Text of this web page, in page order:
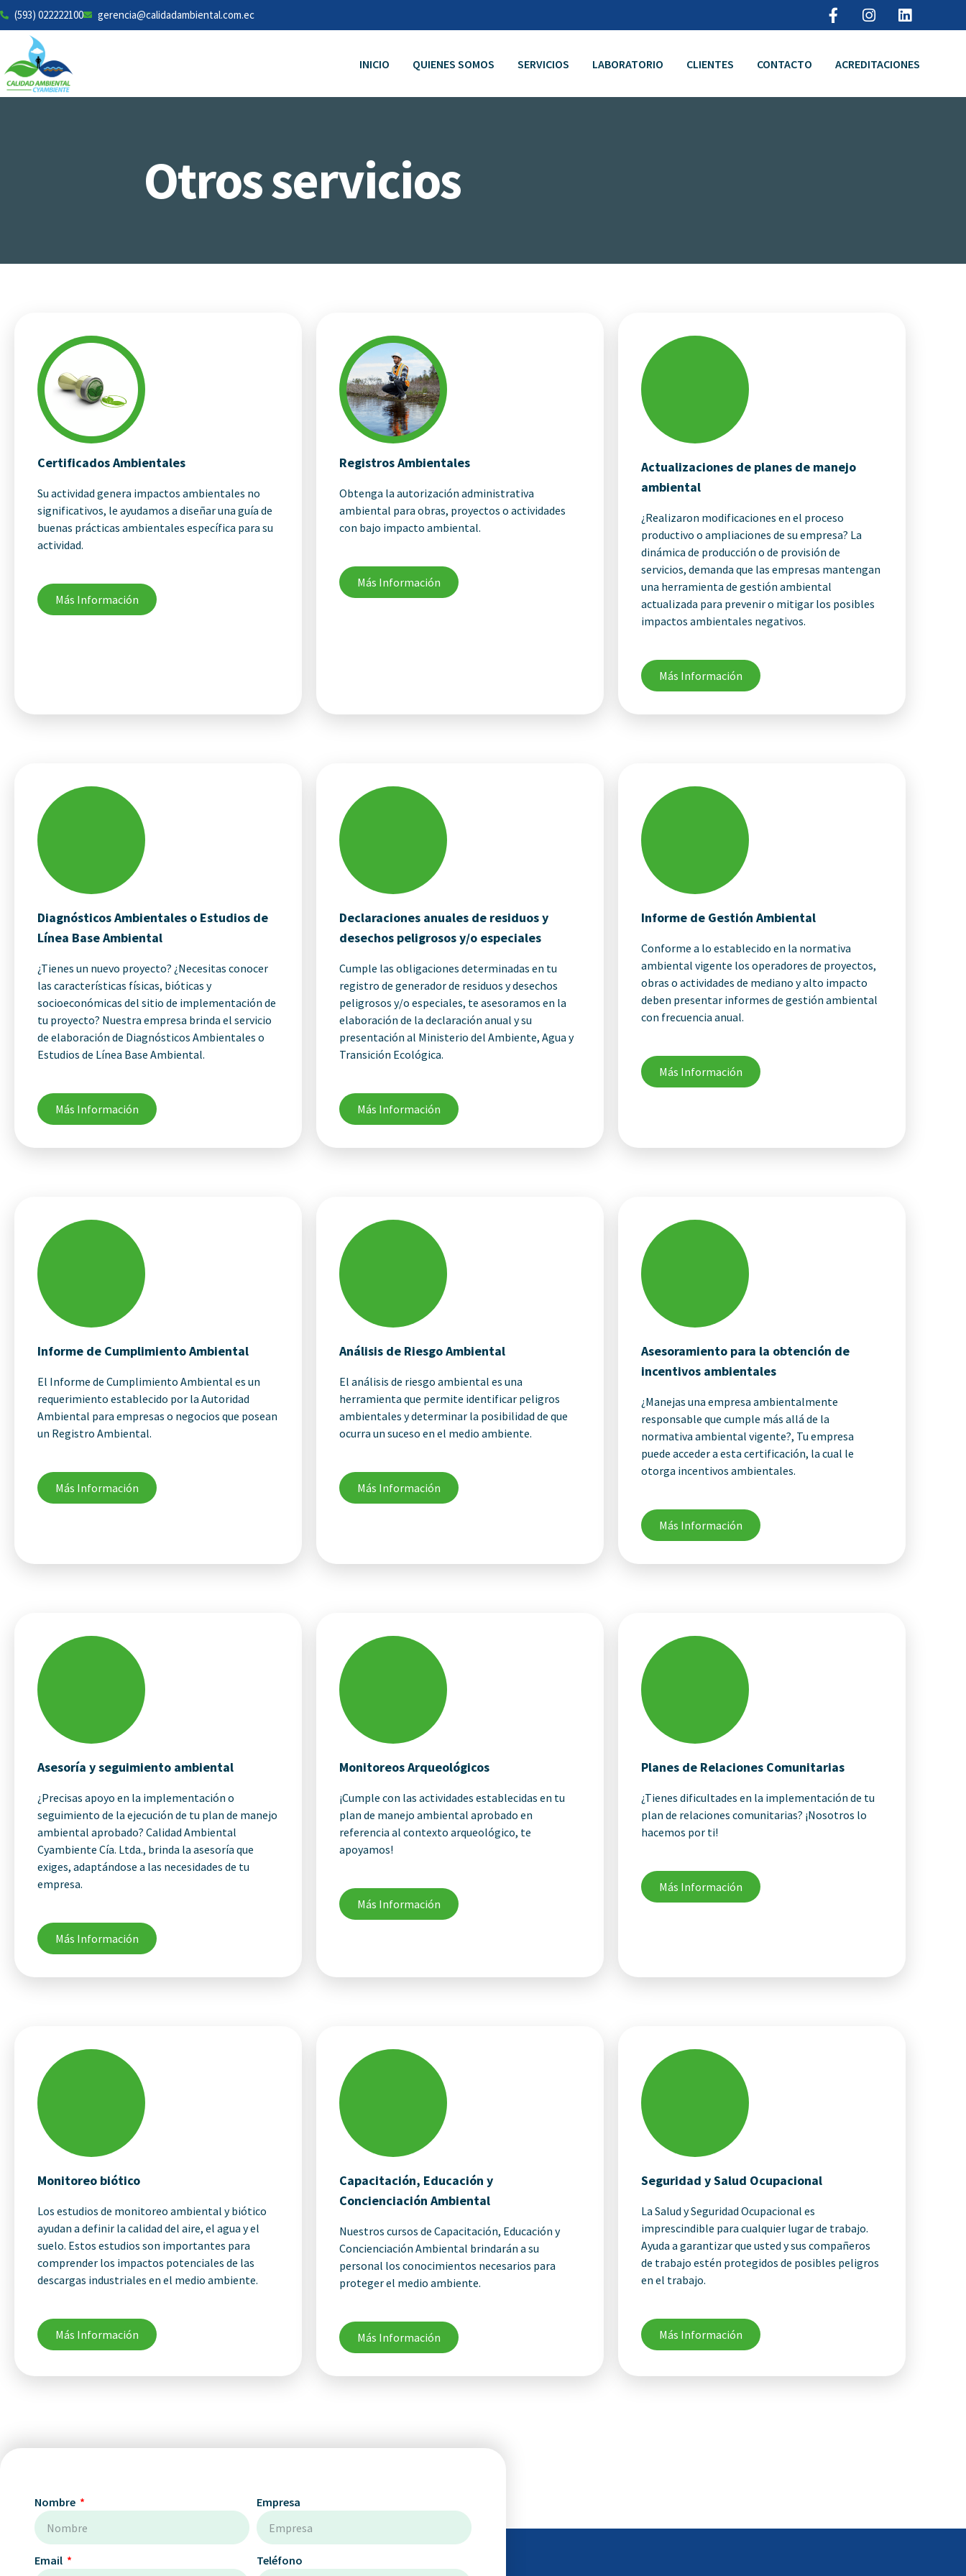
(593) 022222100 gerencia@calidadambiental.com.ec
INICIO QUIENES SOMOS SERVICIOS LABORATORIO CLIENTES CONTACTO ACREDITACIONES
Otros servicios
Certificados Ambientales
Su actividad genera impactos ambientales no
significativos, le ayudamos a diseñar una guía de
buenas prácticas ambientales específica para su
actividad.
Más Información
Registros Ambientales
Obtenga la autorización administrativa
ambiental para obras, proyectos o actividades
con bajo impacto ambiental.
Más Información
Actualizaciones de planes de manejo
ambiental
¿Realizaron modificaciones en el proceso
productivo o ampliaciones de su empresa? La
dinámica de producción o de provisión de
servicios, demanda que las empresas mantengan
una herramienta de gestión ambiental
actualizada para prevenir o mitigar los posibles
impactos ambientales negativos.
Más Información
Diagnósticos Ambientales o Estudios de
Línea Base Ambiental
¿Tienes un nuevo proyecto? ¿Necesitas conocer
las características físicas, bióticas y
socioeconómicas del sitio de implementación de
tu proyecto? Nuestra empresa brinda el servicio
de elaboración de Diagnósticos Ambientales o
Estudios de Línea Base Ambiental.
Más Información
Declaraciones anuales de residuos y
desechos peligrosos y/o especiales
Cumple las obligaciones determinadas en tu
registro de generador de residuos y desechos
peligrosos y/o especiales, te asesoramos en la
elaboración de la declaración anual y su
presentación al Ministerio del Ambiente, Agua y
Transición Ecológica.
Más Información
Informe de Gestión Ambiental
Conforme a lo establecido en la normativa
ambiental vigente los operadores de proyectos,
obras o actividades de mediano y alto impacto
deben presentar informes de gestión ambiental
con frecuencia anual.
Más Información
Informe de Cumplimiento Ambiental
El Informe de Cumplimiento Ambiental es un
requerimiento establecido por la Autoridad
Ambiental para empresas o negocios que posean
un Registro Ambiental.
Más Información
Análisis de Riesgo Ambiental
El análisis de riesgo ambiental es una
herramienta que permite identificar peligros
ambientales y determinar la posibilidad de que
ocurra un suceso en el medio ambiente.
Más Información
Asesoramiento para la obtención de
incentivos ambientales
¿Manejas una empresa ambientalmente
responsable que cumple más allá de la
normativa ambiental vigente?, Tu empresa
puede acceder a esta certificación, la cual le
otorga incentivos ambientales.
Más Información
Asesoría y seguimiento ambiental
¿Precisas apoyo en la implementación o
seguimiento de la ejecución de tu plan de manejo
ambiental aprobado? Calidad Ambiental
Cyambiente Cía. Ltda., brinda la asesoría que
exiges, adaptándose a las necesidades de tu
empresa.
Más Información
Monitoreos Arqueológicos
¡Cumple con las actividades establecidas en tu
plan de manejo ambiental aprobado en
referencia al contexto arqueológico, te
apoyamos!
Más Información
Planes de Relaciones Comunitarias
¿Tienes dificultades en la implementación de tu
plan de relaciones comunitarias? ¡Nosotros lo
hacemos por ti!
Más Información
Monitoreo biótico
Los estudios de monitoreo ambiental y biótico
ayudan a definir la calidad del aire, el agua y el
suelo. Estos estudios son importantes para
comprender los impactos potenciales de las
descargas industriales en el medio ambiente.
Más Información
Capacitación, Educación y
Concienciación Ambiental
Nuestros cursos de Capacitación, Educación y
Concienciación Ambiental brindarán a su
personal los conocimientos necesarios para
proteger el medio ambiente.
Más Información
Seguridad y Salud Ocupacional
La Salud y Seguridad Ocupacional es
imprescindible para cualquier lugar de trabajo.
Ayuda a garantizar que usted y sus compañeros
de trabajo estén protegidos de posibles peligros
en el trabajo.
Más Información
Nombre Empresa
Email Teléfono